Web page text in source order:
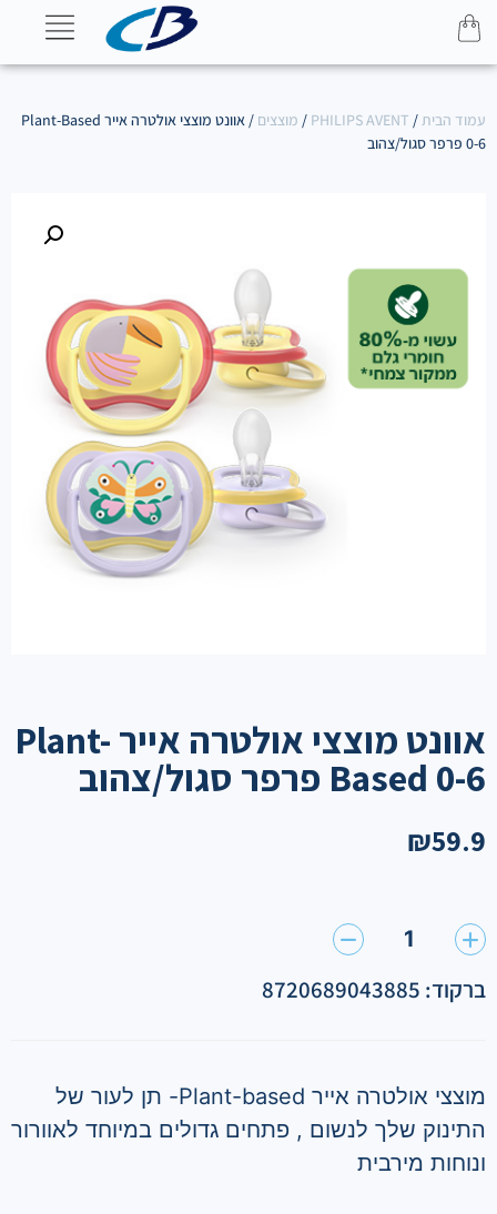
עמוד הבית/
PHILIPS AVENT
/ מוצצים
/ אוונט מוצצי אולטרה אייר Plant-Based
0-6 פרפר סגול/צהוב
אוונט מוצצי אולטרה אייר Plant-
Based 0-6 פרפר סגול/צהוב
₪59.9
1
ברקוד: 8720689043885
מוצצי אולטרה אייר Plant-based- תן לעור של
התינוק שלך לנשום , פתחים גדולים במיוחד לאוורור
ונוחות מירבית